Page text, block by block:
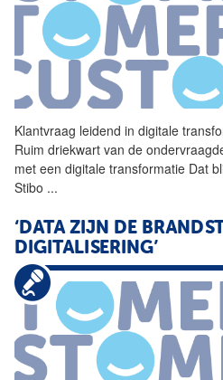
Klantvraag leidend in digitale
Ruim driekwart van de
met een digitale transformatie Dat
Stibo ...
‘DATA ZIJN DE
DIGITALISERING’